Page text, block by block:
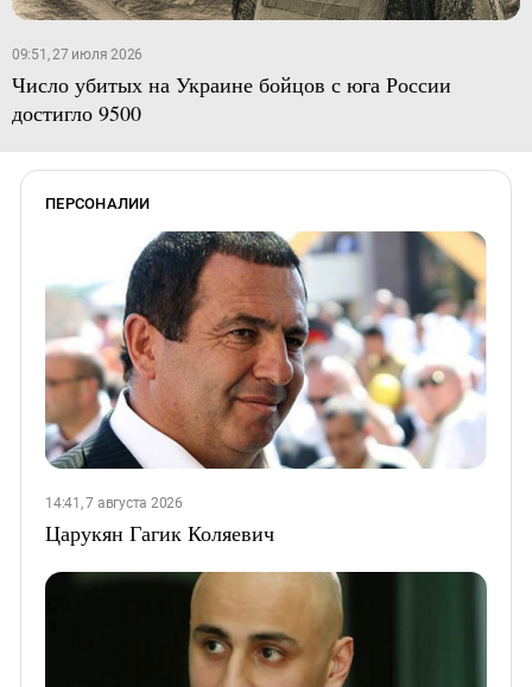
09:51, 27 июля 2026
Число убитых на Украине бойцов с юга России
достигло 9500
ПЕРСОНАЛИИ
14:41, 7 августа 2026
Царукян Гагик Коляевич